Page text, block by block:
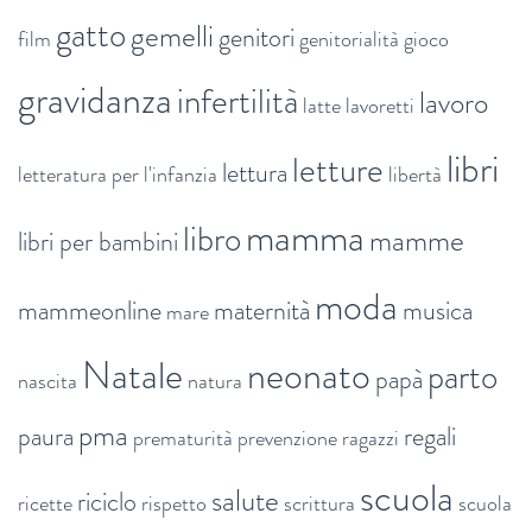
film gattogemelligenitorigenitorialitàgioco
gravidanzainfertilità lattelavoretti lavoro
letteratura per l'infanzia lettura letture libertà libri
libri per bambini libromamma mamme
mammeonlinemarematernità moda musica
nascita Natale natura neonatopapà parto
paura pma prematurità prevenzioneragazzi regali
ricettericiclo rispetto salute scrittura scuola scuola